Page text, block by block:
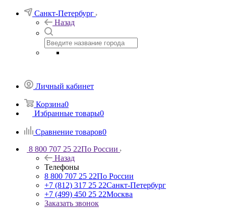
Санкт-Петербург
Назад
Личный кабинет
Корзина0
Избранные товары0
Сравнение товаров0
8 800 707 25 22По России
Назад
Телефоны
8 800 707 25 22По России
+7 (812) 317 25 22Санкт-Петербург
+7 (499) 450 25 22Москва
Заказать звонок